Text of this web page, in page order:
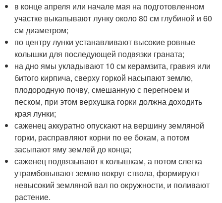
в конце апреля или начале мая на подготовленном
участке выкапывают лунку около 80 см глубиной и 60
см диаметром;
по центру лунки устанавливают высокие ровные
колышки для последующей подвязки граната;
на дно ямы укладывают 10 см керамзита, гравия или
битого кирпича, сверху горкой насыпают землю,
плодородную почву, смешанную с перегноем и
песком, при этом верхушка горки должна доходить
края лунки;
саженец аккуратно опускают на вершину земляной
горки, расправляют корни по ее бокам, а потом
засыпают яму землей до конца;
саженец подвязывают к колышкам, а потом слегка
утрамбовывают землю вокруг ствола, формируют
невысокий земляной вал по окружности, и поливают
растение.